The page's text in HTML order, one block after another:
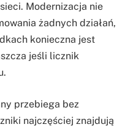
Modernizacja nie
żadnych działań,
konieczna jest
jeśli licznik
przebiega bez
najczęściej znajdują